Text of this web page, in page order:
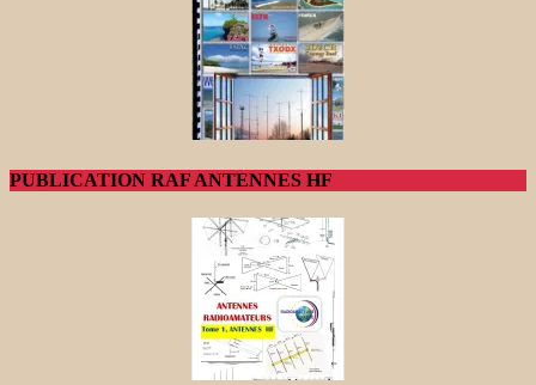
PUBLICATION RAF ANTENNES HF